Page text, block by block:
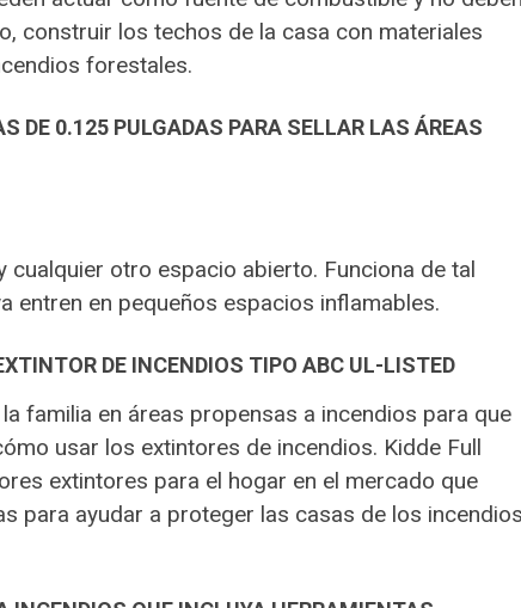
construir los techos de la casa con materiales
forestales.
DE 0.125 PULGADAS PARA SELLAR LAS ÁREAS
otro espacio abierto. Funciona de tal
entren en pequeños espacios inflamables.
DE INCENDIOS TIPO ABC UL-LISTED
familia en áreas propensas a incendios para que
usar los extintores de incendios. Kidde Full
extintores para el hogar en el mercado que
para ayudar a proteger las casas de los incendios